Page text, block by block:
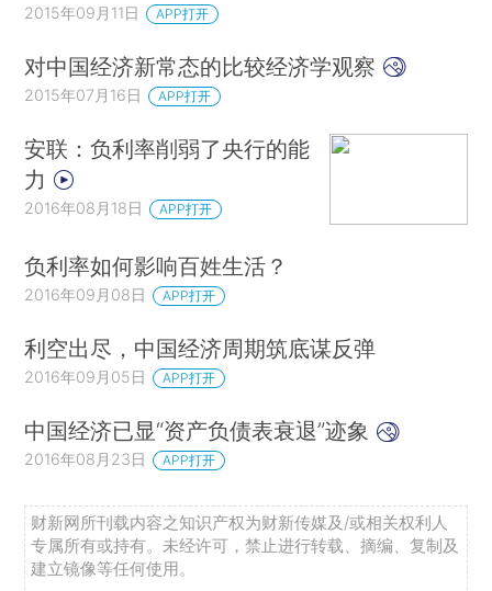
2015年09月11日 APP打开
对中国经济新常态的比较经济学观察
2015年07月16日 APP打开
安联：负利率削弱了央行的能
力
2016年08月18日 APP打开
负利率如何影响百姓生活？
2016年09月08日 APP打开
利空出尽，中国经济周期筑底谋反弹
2016年09月05日 APP打开
中国经济已显“资产负债表衰退”迹象
2016年08月23日 APP打开
财新网所刊载内容之知识产权为财新传媒及/或相关权利人
专属所有或持有。未经许可，禁止进行转载、摘编、复制及
建立镜像等任何使用。